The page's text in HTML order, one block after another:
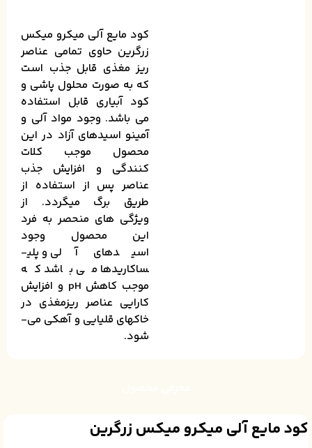
کود مایع آلی میکرو میکس
زرگرین حاوی تمامی عناصر
ریز مغذی قابل جذب است
که به­ صورت محلول­ پاشی و
کود آبیاری قابل استفاده
می­ باشد. وجود مواد آلی و
آمینو اسیدهای آزاد در این
محصول موجب کلات
کنندگی و افزایش جذب
عناصر پس از استفاده از
طریق برگ می­گردد. از
ویژگی­ های منحصر به فرد
این محصول وجود
اسیدهای آلی و پلی­
ساکاریدها می­ باشد که
موجب کاهش pH و افزایش
کارایی عناصر ریزمغذی در
خاک­های قلیایی و آهکی می­
شود.
کود مایع آلی میکرو میکس زرگرین